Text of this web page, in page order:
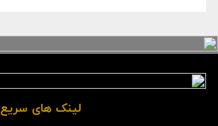
لینک های سریع